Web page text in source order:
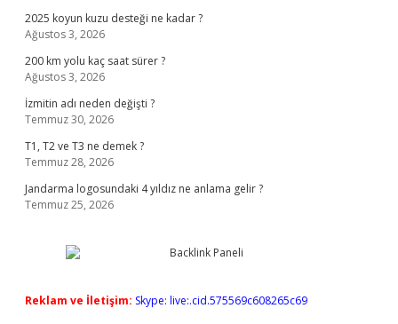
2025 koyun kuzu desteği ne kadar ?
Ağustos 3, 2026
200 km yolu kaç saat sürer ?
Ağustos 3, 2026
İzmitin adı neden değişti ?
Temmuz 30, 2026
T1, T2 ve T3 ne demek ?
Temmuz 28, 2026
Jandarma logosundaki 4 yıldız ne anlama gelir ?
Temmuz 25, 2026
Reklam ve İletişim: Skype: live:.cid.575569c608265c69